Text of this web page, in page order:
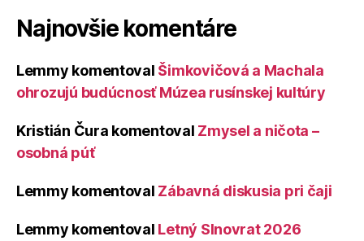
Najnovšie komentáre
Lemmy komentoval Šimkovičová a Machala
ohrozujú budúcnosť Múzea rusínskej kultúry
Kristián Čura komentoval Zmysel a ničota –
osobná púť
Lemmy komentoval Zábavná diskusia pri čaji
Lemmy komentoval Letný Slnovrat 2026